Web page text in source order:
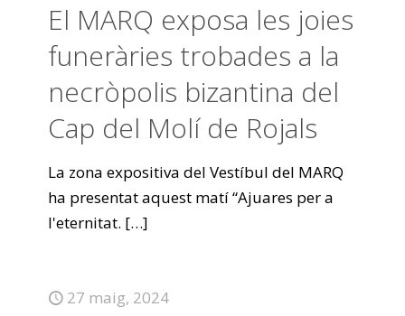
El MARQ exposa les joies
funeràries trobades a la
necròpolis bizantina del
Cap del Molí de Rojals
La zona expositiva del Vestíbul del MARQ
ha presentat aquest matí “Ajuares per a
l'eternitat. […]
27 maig, 2024